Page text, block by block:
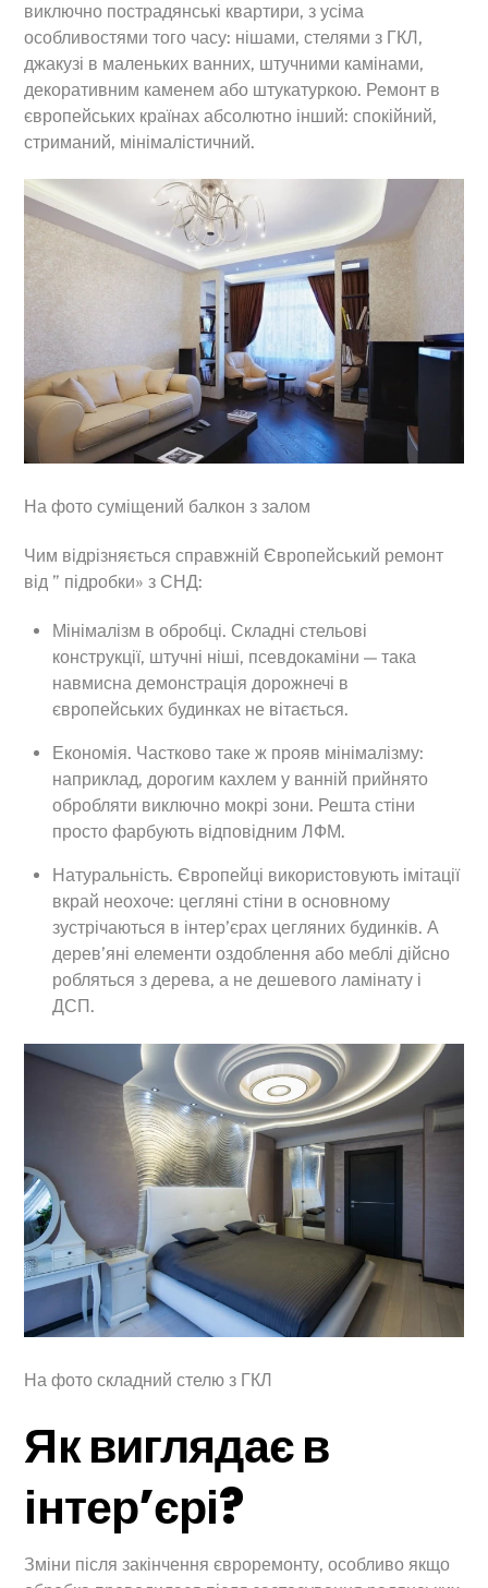
виключно пострадянські квартири, з усіма
особливостями того часу: нішами, стелями з ГКЛ,
джакузі в маленьких ванних, штучними камінами,
декоративним каменем або штукатуркою. Ремонт в
європейських країнах абсолютно інший: спокійний,
стриманий, мінімалістичний.
На фото суміщений балкон з залом
Чим відрізняється справжній Європейський ремонт
від ” підробки» з СНД:
Мінімалізм в обробці. Складні стельові
конструкції, штучні ніші, псевдокаміни — така
навмисна демонстрація дорожнечі в
європейських будинках не вітається.
Економія. Частково таке ж прояв мінімалізму:
наприклад, дорогим кахлем у ванній прийнято
обробляти виключно мокрі зони. Решта стіни
просто фарбують відповідним ЛФМ.
Натуральність. Європейці використовують імітації
вкрай неохоче: цегляні стіни в основному
зустрічаються в інтер’єрах цегляних будинків. А
дерев’яні елементи оздоблення або меблі дійсно
робляться з дерева, а не дешевого ламінату і
ДСП.
На фото складний стелю з ГКЛ
Як виглядає в
інтер’єрі?
Зміни після закінчення євроремонту, особливо якщо